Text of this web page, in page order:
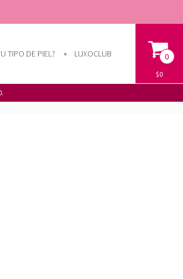
TIPO DE PIEL? LUXOCLUB 0
$0